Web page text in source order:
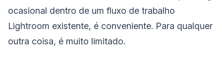
ocasional dentro de um fluxo de trabalho
Lightroom existente, é conveniente. Para qualquer
outra coisa, é muito limitado.